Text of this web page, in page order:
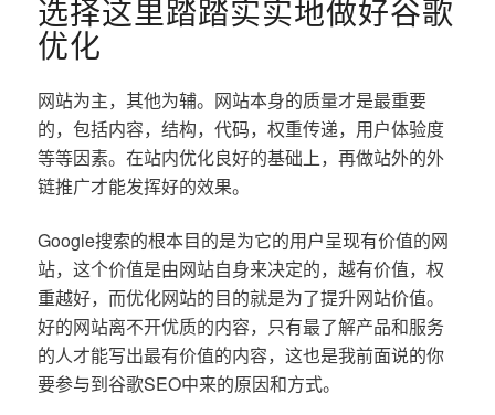
选择这里踏踏实实地做好谷歌
优化
网站为主，其他为辅。网站本身的质量才是最重要
的，包括内容，结构，代码，权重传递，用户体验度
等等因素。在站内优化良好的基础上，再做站外的外
链推广才能发挥好的效果。
Google搜索的根本目的是为它的用户呈现有价值的网
站，这个价值是由网站自身来决定的，越有价值，权
重越好，而优化网站的目的就是为了提升网站价值。
好的网站离不开优质的内容，只有最了解产品和服务
的人才能写出最有价值的内容，这也是我前面说的你
要参与到谷歌SEO中来的原因和方式。